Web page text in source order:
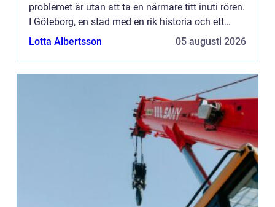
problemet är utan att ta en närmare titt inuti rören.
I Göteborg, en stad med en rik historia och ett
omfatt...
Lotta Albertsson 05 augusti 2026